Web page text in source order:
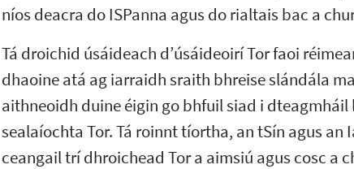
níos deacra do ISPanna agus do rialtais bac a
Tá droichid úsáideach d’úsáideoirí Tor faoi
dhaoine atá ag iarraidh sraith bhreise slándála
aithneoidh duine éigin go bhfuil siad i dteagmháil
sealaíochta Tor. Tá roinnt tíortha, an tSín agus an
ceangail trí dhroichead Tor a aimsiú agus cosc a